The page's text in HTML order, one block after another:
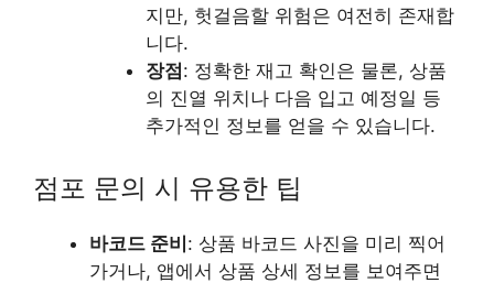
지만, 헛걸음할 위험은 여전히 존재합
니다.
장점 : 정확한 재고 확인은 물론, 상품
의 진열 위치나 다음 입고 예정일 등
추가적인 정보를 얻을 수 있습니다.
점포 문의 시 유용한 팁
바코드 준비: 상품 바코드 사진을 미리 찍어
가거나, 앱에서 상품 상세 정보를 보여주면